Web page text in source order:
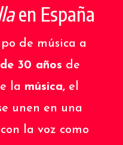
en España
de música a
30 años de
la música,el
unen en una
la voz como